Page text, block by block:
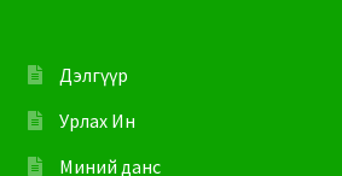
Дэлгүүр
Урлах Ин
Миний данс